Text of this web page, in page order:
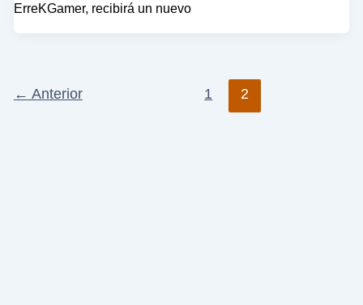
ErreKGamer, recibirá un nuevo
← Anterior 1 2